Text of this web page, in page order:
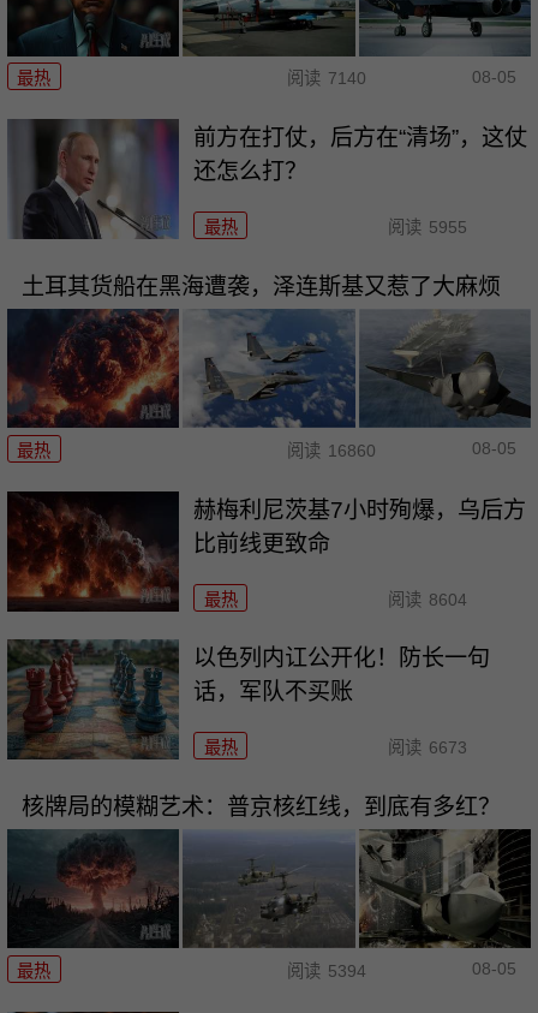
最热 阅读 7140 08-05
前方在打仗，后方在“清场”，这仗
还怎么打？
最热 阅读 5955
土耳其货船在黑海遭袭，泽连斯基又惹了大麻烦
最热 阅读 16860 08-05
赫梅利尼茨基7小时殉爆，乌后方
比前线更致命
最热 阅读 8604
以色列内讧公开化！防长一句
话，军队不买账
最热 阅读 6673
核牌局的模糊艺术：普京核红线，到底有多红？
最热 阅读 5394 08-05